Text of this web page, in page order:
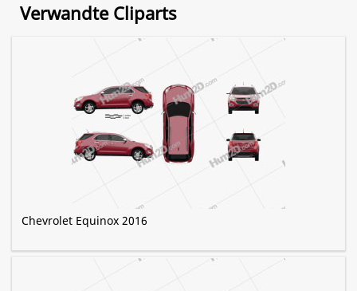
Verwandte Cliparts
Chevrolet Equinox 2016